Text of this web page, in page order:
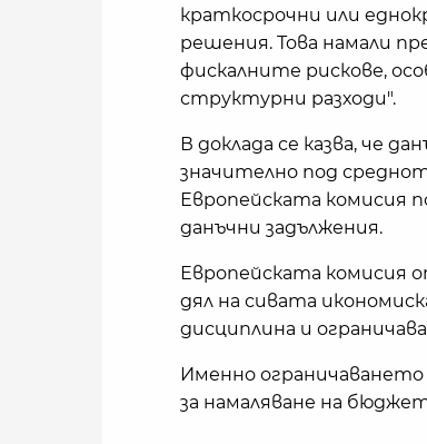
краткосрочни или
решения. Това намали
фискалните рискове,
структурни разходи".
В доклада се казва, че
значително под
Европейската комисия
данъчни задължения.
Европейската комисия
дял на сивата
дисциплина и
Именно
за намаляване на